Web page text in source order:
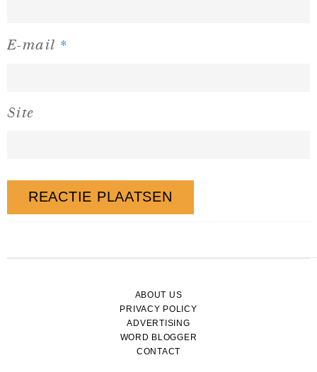
E-mail *
Site
ABOUT US
PRIVACY POLICY
ADVERTISING
WORD BLOGGER
CONTACT